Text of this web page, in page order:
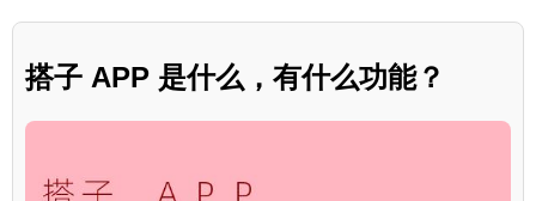
搭子 APP 是什么，有什么功能？